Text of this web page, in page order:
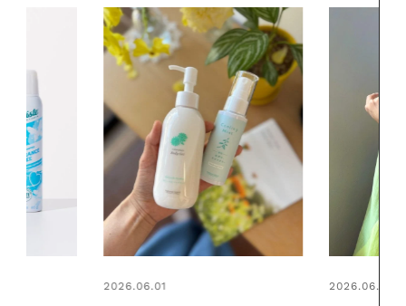
2026.06.01 2026.06.01